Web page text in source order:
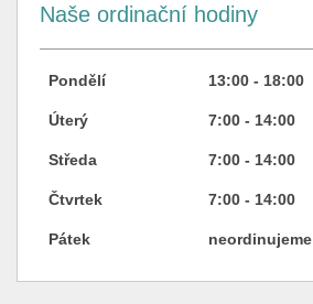
Naše ordinační hodiny
Pondělí 13:00 - 18:00
Úterý 7:00 - 14:00
Středa 7:00 - 14:00
Čtvrtek 7:00 - 14:00
Pátek neordinujeme